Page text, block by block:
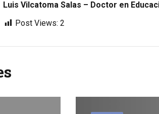
Luis Vilcatoma Salas – Doctor en
Post Views: 2